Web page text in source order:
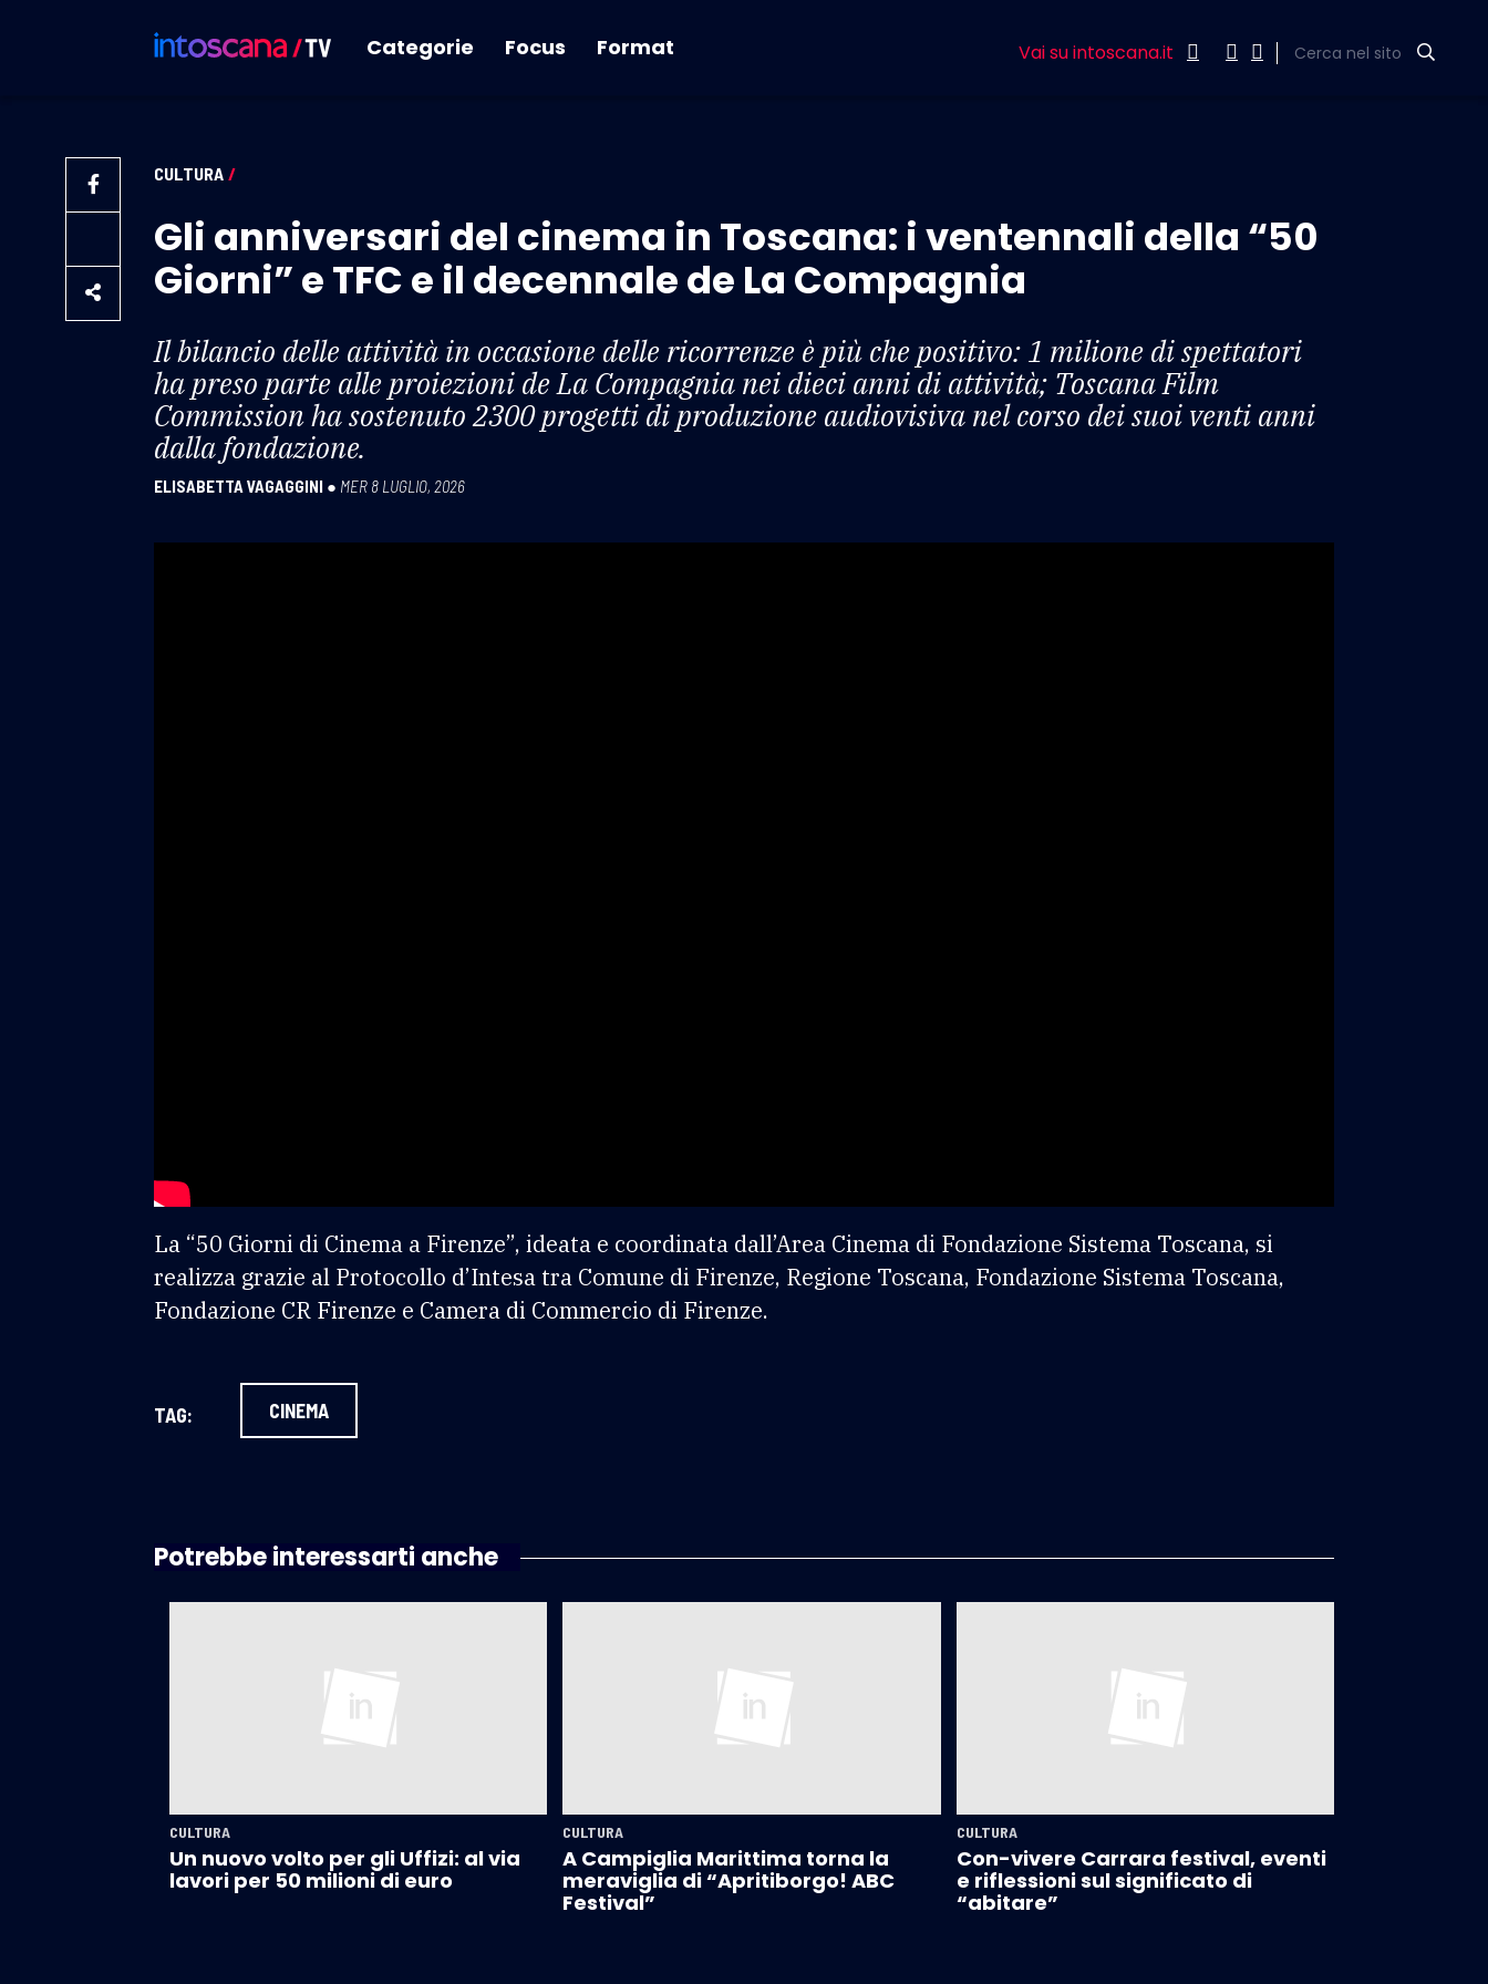
Categorie Focus Format Vai su intoscana.it Cerca nel sito
CULTURA /
Gli anniversari del cinema in Toscana: i ventennali della “50
Giorni” e TFC e il decennale de La Compagnia
Il bilancio delle attività in occasione delle ricorrenze è più che positivo: 1 milione di spettatori
ha preso parte alle proiezioni de La Compagnia nei dieci anni di attività; Toscana Film
Commission ha sostenuto 2300 progetti di produzione audiovisiva nel corso dei suoi venti anni
dalla fondazione.
ELISABETTA VAGAGGINI ● MER 8 LUGLIO, 2026
La “50 Giorni di Cinema a Firenze”, ideata e coordinata dall’Area Cinema di Fondazione Sistema Toscana, si
realizza grazie al Protocollo d’Intesa tra Comune di Firenze, Regione Toscana, Fondazione Sistema Toscana,
Fondazione CR Firenze e Camera di Commercio di Firenze.
TAG: CINEMA
Potrebbe interessarti anche
CULTURA
Un nuovo volto per gli Uffizi: al via
lavori per 50 milioni di euro
CULTURA
A Campiglia Marittima torna la
meraviglia di “Apritiborgo! ABC
Festival”
CULTURA
Con-vivere Carrara festival, eventi
e riflessioni sul significato di
“abitare”